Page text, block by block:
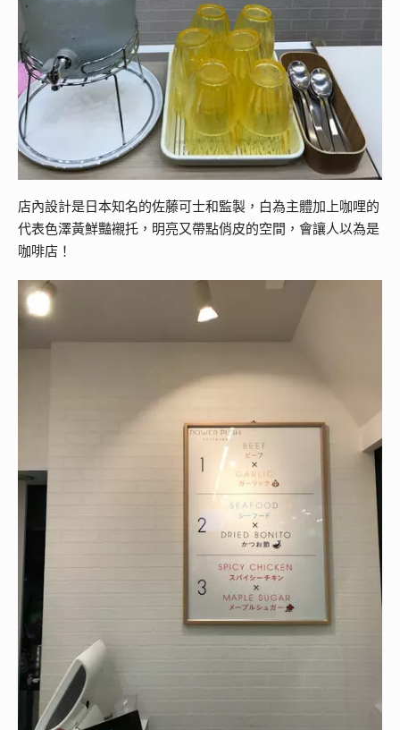
店內設計是日本知名的佐藤可士和監製，白為主體加上咖哩的
代表色澤黃鮮豔襯托，明亮又帶點俏皮的空間，會讓人以為是
咖啡店！